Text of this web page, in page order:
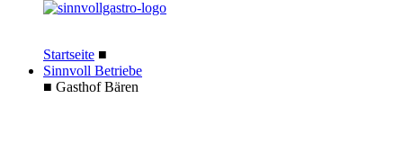
Startseite ■
Sinnvoll Betriebe
■ Gasthof Bären